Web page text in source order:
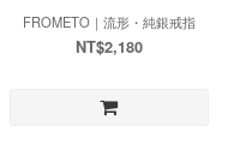
FROMETO｜流形・純銀戒指
NT$2,180